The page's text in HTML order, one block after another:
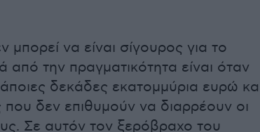
να είναι σίγουρος για το
από την πραγματικότητα είναι όταν
δεκάδες εκατομμύρια ευρώ
που δεν επιθυμούν να διαρρέουν οι
Σε αυτόν τον ξερόβραχο του